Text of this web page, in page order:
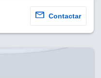
Contactar